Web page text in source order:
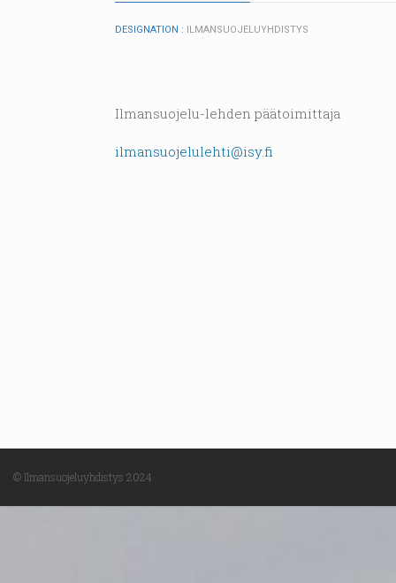
DESIGNATION : ILMANSUOJELUYHDISTYS
Ilmansuojelu-lehden päätoimittaja
ilmansuojelulehti@isy.fi
© Ilmansuojeluyhdistys 2024